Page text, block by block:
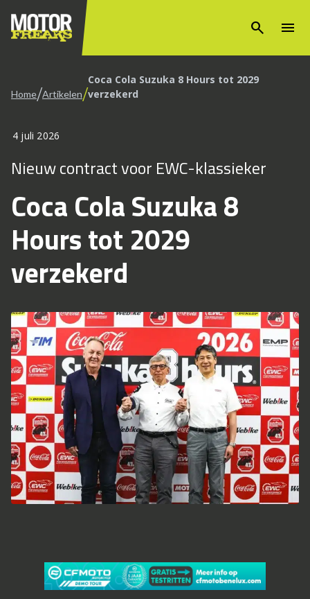
search menu
Home/Artikelen/Coca Cola Suzuka 8 Hours tot 2029
verzekerd
4 juli 2026
Nieuw contract voor EWC-klassieker
Coca Cola Suzuka 8
Hours tot 2029
verzekerd